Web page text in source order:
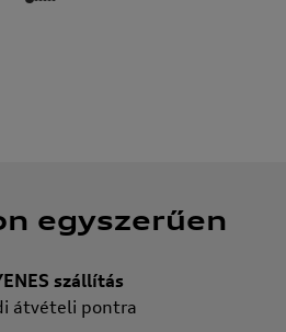
egyszerűen
szállítás
átvételi pontra